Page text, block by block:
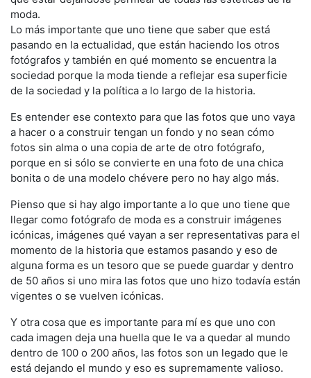
moda.
Lo más importante que uno tiene que saber que está
pasando en la ectualidad, que están haciendo los otros
fotógrafos y también en qué momento se encuentra la
sociedad porque la moda tiende a reflejar esa superficie
de la sociedad y la política a lo largo de la historia.
Es entender ese contexto para que las fotos que uno vaya
a hacer o a construir tengan un fondo y no sean cómo
fotos sin alma o una copia de arte de otro fotógrafo,
porque en si sólo se convierte en una foto de una chica
bonita o de una modelo chévere pero no hay algo más.
Pienso que si hay algo importante a lo que uno tiene que
llegar como fotógrafo de moda es a construir imágenes
icónicas, imágenes qué vayan a ser representativas para el
momento de la historia que estamos pasando y eso de
alguna forma es un tesoro que se puede guardar y dentro
de 50 años si uno mira las fotos que uno hizo todavía están
vigentes o se vuelven icónicas.
Y otra cosa que es importante para mí es que uno con
cada imagen deja una huella que le va a quedar al mundo
dentro de 100 o 200 años, las fotos son un legado que le
está dejando el mundo y eso es supremamente valioso.